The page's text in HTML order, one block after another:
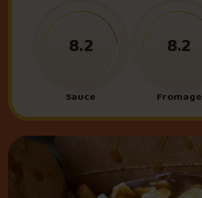
Sauce
8.2
Fromage
8.2